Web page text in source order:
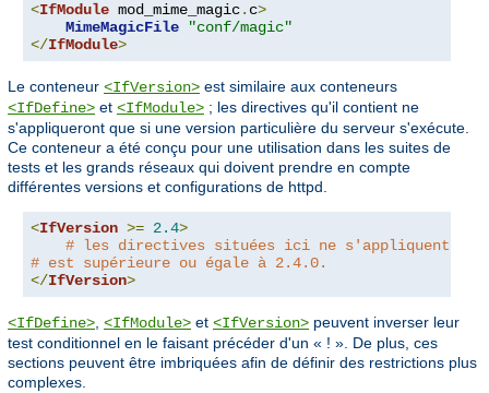
<IfModule mod_mime_magic. c>
MimeMagicFile
"conf/magic"
</IfModule>
Le conteneur <IfVersion> est similaire aux conteneurs
<IfDefine> et <IfModule> ; les directives qu'il contient ne
s'appliqueront que si une version particulière du serveur s'exécute.
Ce conteneur a été conçu pour une utilisation dans les suites de
tests et les grands réseaux qui doivent prendre en compte
différentes versions et configurations de httpd.
<IfVersion >= 2.4>
# les directives situées ici ne s'appliquent
# est supérieure ou égale à 2.4.0.
</IfVersion>
<IfDefine> <IfModule> et <IfVersion> peuvent inverser leur
test conditionnel en le faisant précéder d'un « ! ». De plus, ces
sections peuvent être imbriquées afin de définir des restrictions plus
complexes.